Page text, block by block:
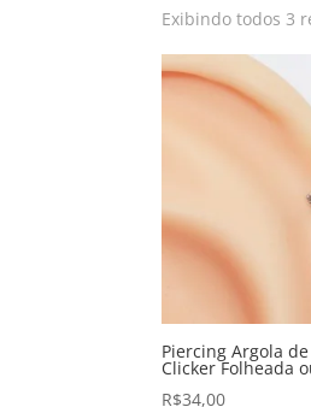
Exibindo todos 3
Piercing Argola
Clicker Folheada
R$34,00